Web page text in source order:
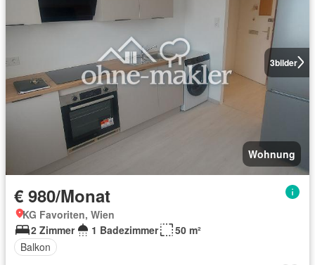
3bilder
Wohnung
€ 980/Monat
KG Favoriten, Wien
2 Zimmer
1 Badezimmer
50 m²
Balkon